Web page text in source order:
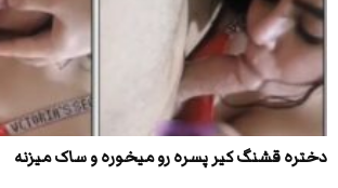
دختره قشنگ کیر پسره رو میخوره و ساک میزنه